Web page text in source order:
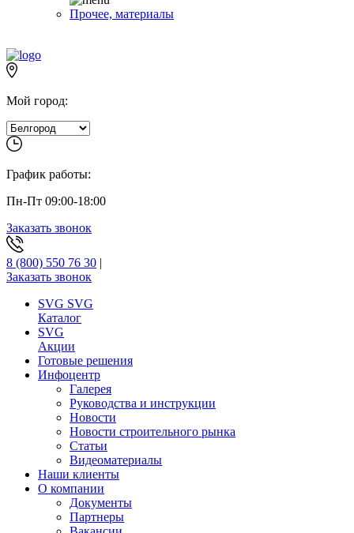
Прочее, материалы
Мой город:
График работы:
Пн-Пт 09:00-18:00
Заказать звонок
8 (800) 550 76 30 |
Заказать звонок
SVG SVG
Каталог
SVG
Акции
Готовые решения
Инфоцентр
Галерея
Руководства и инструкции
Новости
Новости строительного рынка
Статьи
Видеоматериалы
Наши клиенты
О компании
Документы
Партнеры